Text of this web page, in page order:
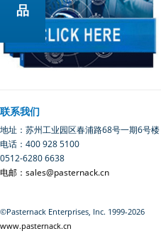
联系我们
地址：苏州工业园区春浦路68号一期6号楼
电话：400 928 5100
0512-6280 6638
电邮：sales@pasternack.cn
©Pasternack Enterprises, Inc. 1999-2026
www.pasternack.cn
品